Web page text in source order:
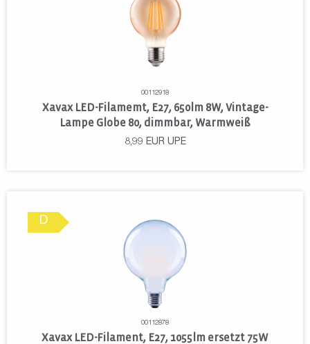
00112918
Xavax LED-Filamemt, E27, 650lm 8W, Vintage-
Lampe Globe 80, dimmbar, Warmweiß
8,99 EUR UPE
D
00112878
Xavax LED-Filament, E27, 1055lm ersetzt 75W